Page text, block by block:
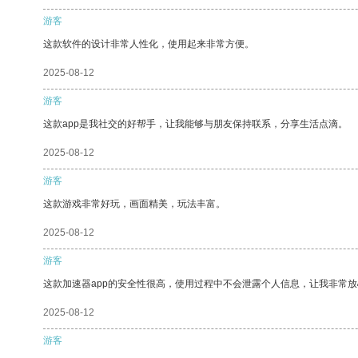
游客
这款软件的设计非常人性化，使用起来非常方便。
2025-08-12
游客
这款app是我社交的好帮手，让我能够与朋友保持联系，分享生活点滴。
2025-08-12
游客
这款游戏非常好玩，画面精美，玩法丰富。
2025-08-12
游客
这款加速器app的安全性很高，使用过程中不会泄露个人信息，让我非常
2025-08-12
游客